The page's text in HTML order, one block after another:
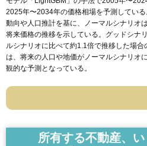
2025年〜2034年の価格相場を予測してい
動向や人口推計を基に、ノーマルシナリオ
将来価格の推移を示している。グッドシナ
ルシナリオに比べて約1.1倍で推移した場
は、将来の人口や地価がノーマルシナリオ
観的な予測となっている。
所有する不動産、